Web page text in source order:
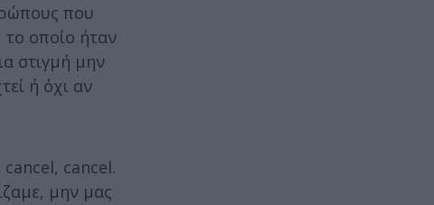
που
το οποίο ήταν
στιγμή μην
ή όχι αν
cancel, cancel.
μην μας